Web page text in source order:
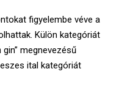
figyelembe véve a
Külön kategóriát
gin” megnevezésű
ital kategóriát